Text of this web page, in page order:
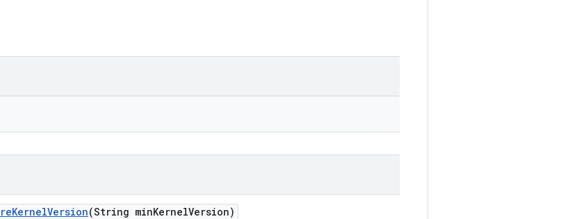
KernelVersion(String minKernelVersion)